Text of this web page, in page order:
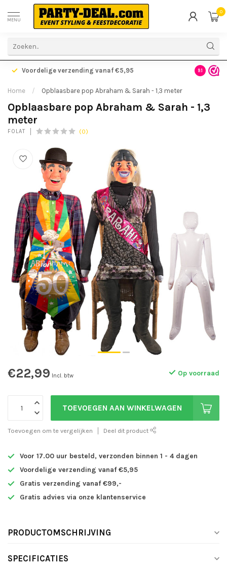
MENU
0
Voordelige verzending vanaf €5,95 Gratis
9.1
Home / Opblaasbare pop Abraham & Sarah - 1,3 meter
Opblaasbare pop Abraham & Sarah - 1,3
meter
FOLAT (0)
€22,99 Incl. btw Op voorraad
TOEVOEGEN AAN WINKELWAGEN
Toevoegen om te vergelijken Deel dit product
Voor 17.00 uur besteld, verzonden binnen 1 - 4 dagen
Voordelige verzending vanaf €5,95
Gratis verzending vanaf €99,-
Gratis advies via onze klantenservice
PRODUCTOMSCHRIJVING
SPECIFICATIES